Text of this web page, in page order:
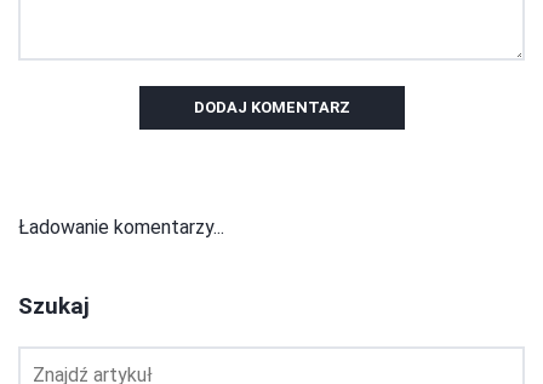
DODAJ KOMENTARZ
Ładowanie komentarzy...
Szukaj